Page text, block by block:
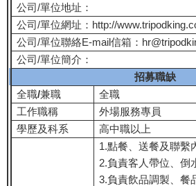
公司/單位地址：
公司/單位網址：http://
公司/單位聯絡E-mail信箱：
公司/單位簡介：
招募職缺
全職/兼職
全職
工作職稱
外場服務專員
學歷及科系
高中職以上
1.點餐、送餐及聯繫
2.負責客人帶位、倒
3.負責飲品調製、餐